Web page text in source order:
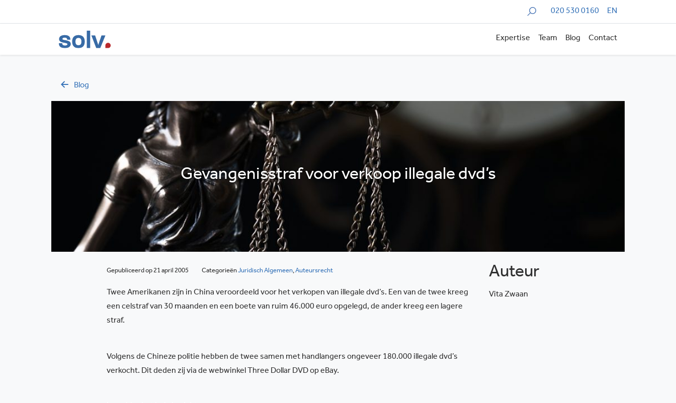
Zoeken 020 530 0160 EN
Expertise Team Blog Contact
Blog
Gevangenisstraf voor verkoop illegale dvd’s
Gepubliceerd op 21 april 2005 CategorieënJuridisch Algemeen,Auteursrecht
Twee Amerikanen zijn in China veroordeeld voor het verkopen van illegale dvd’s. Een van de twee kreeg
een celstraf van 30 maanden en een boete van ruim 46.000 euro opgelegd, de ander kreeg een lagere
straf.
Volgens de Chineze politie hebben de twee samen met handlangers ongeveer 180.000 illegale dvd’s
verkocht. Dit deden zij via de webwinkel Three Dollar DVD op eBay.
Auteur
Vita Zwaan